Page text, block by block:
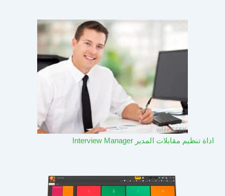
اداة تنظيم مقابلات المدير Interview Manager